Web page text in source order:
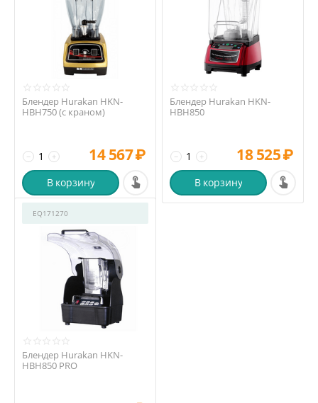
Блендер Hurakan HKN-
HBH750 (с краном)
+
− 14 567₽
В корзину
Блендер Hurakan HKN-
HBH850
+
− 18 525₽
В корзину
EQ171270
Блендер Hurakan HKN-
HBH850 PRO